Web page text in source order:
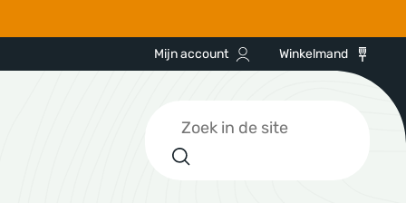
Mijn account Winkelmand
Zoeken